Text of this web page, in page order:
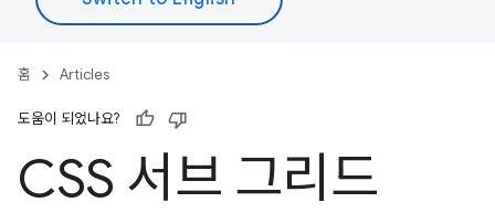
홈 Articles
도움이 되었나요?
CSS 서브 그리드